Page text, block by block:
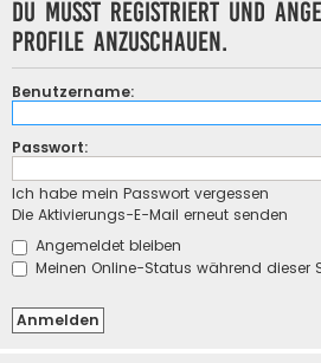
Du musst registriert und
Profile anzuschauen.
Benutzername:
Passwort:
Ich habe mein Passwort vergessen
Die Aktivierungs-E-Mail erneut senden
Angemeldet bleiben
Meinen Online-Status während dieser